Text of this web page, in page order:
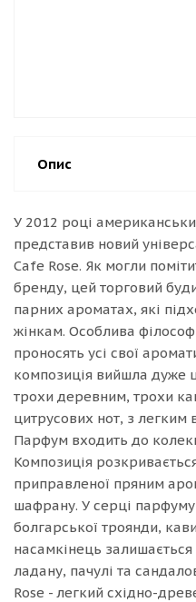
Опис
У 2012 році
представив новий
Cafe Rose. Як могли
бренду, цей торговий
парних ароматах, які
жінкам. Особлива
проносять усі свої
композиція вийшла дуже
трохи деревним, трохи
цитрусових нот, з легким
Парфум входить до
Композиція
приправленої пряним
шафрану. У серці
болгарської троянди,
насамкінець
ладану, пачулі та
Rose - легкий східно-